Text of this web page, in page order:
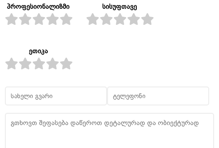
პროფესიონალიზმი სისუფთავე
ეთიკა